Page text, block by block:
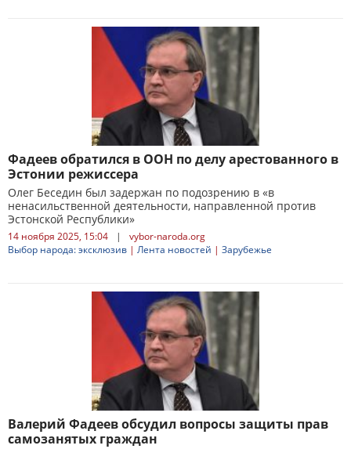
Фадеев обратился в ООН по делу арестованного в
Эстонии режиссера
Олег Беседин был задержан по подозрению в «в
ненасильственной деятельности, направленной против
Эстонской Республики»
14 ноября 2025, 15:04 |
vybor-naroda.org
Выбор народа: эксклюзив | Лента новостей | Зарубежье
Валерий Фадеев обсудил вопросы защиты прав
самозанятых граждан